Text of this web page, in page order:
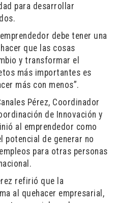
para desarrollar
debe tener una
que las cosas
y transformar el
más importantes es
más con menos”.
Pérez, Coordinador
de Innovación y
al emprendedor como
potencial de generar no
para otras personas
refirió que la
al quehacer empresarial,